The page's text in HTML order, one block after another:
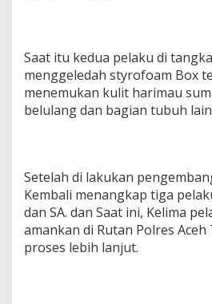
Saat itu kedua pelaku di
menggeledah styrofoam Box
menemukan kulit harimau
belulang dan bagian tubuh
Setelah di lakukan
Kembali menangkap tiga
dan SA. dan Saat ini, Kelima
amankan di Rutan Polres
proses lebih lanjut.